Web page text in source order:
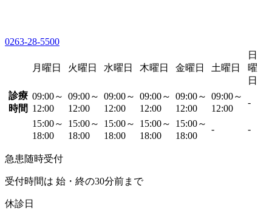
0263-28-5500
月曜日 火曜日 水曜日 木曜日 金曜日 土曜日
日
曜
日
診療
時間
09:00～
12:00
09:00～
12:00
09:00～
12:00
09:00～
12:00
09:00～
12:00
09:00～
12:00
-
15:00～
18:00
15:00～
18:00
15:00～
18:00
15:00～
18:00
15:00～
18:00
- -
急患随時受付
受付時間は 始・終の30分前まで
休診日